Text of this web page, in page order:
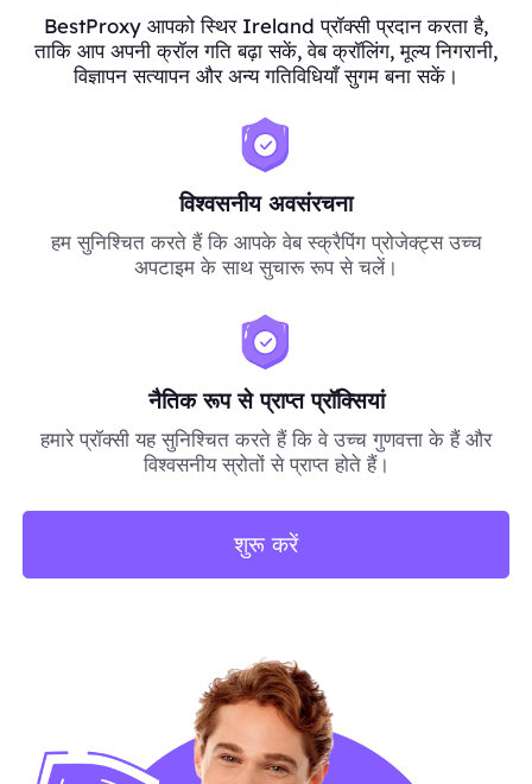
BestProxy आपको स्थिर Ireland प्रॉक्सी प्रदान करता है,
ताकि आप अपनी क्रॉल गति बढ़ा सकें, वेब क्रॉलिंग, मूल्य निगरानी,
विज्ञापन सत्यापन और अन्य गतिविधियाँ सुगम बना सकें।
विश्वसनीय अवसंरचना
हम सुनिश्चित करते हैं कि आपके वेब स्क्रैपिंग प्रोजेक्ट्स उच्च
अपटाइम के साथ सुचारू रूप से चलें।
नैतिक रूप से प्राप्त प्रॉक्सियां
हमारे प्रॉक्सी यह सुनिश्चित करते हैं कि वे उच्च गुणवत्ता के हैं और
विश्वसनीय स्रोतों से प्राप्त होते हैं।
शुरू करें